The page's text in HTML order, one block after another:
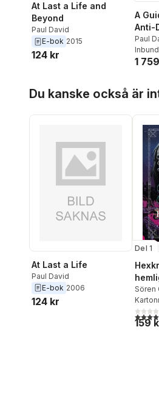
At Last a Life and
Beyond
Paul David
E-bok 2015
124 kr
A
Anti-
Paul
1
Du kanske också är
At Last a Life
Paul David
E-bok 2006
124 kr
Del 1
Sören
5,0
159